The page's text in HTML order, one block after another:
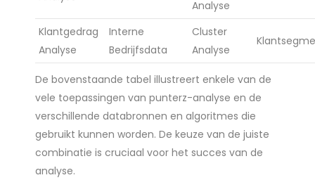
Analyse
Klantgedrag
Analyse
Interne
Bedrijfsdata
Cluster
Analyse
De bovenstaande tabel illustreert enkele van de
vele toepassingen van punterz-analyse en de
verschillende databronnen en algoritmes die
gebruikt kunnen worden. De keuze van de juiste
combinatie is cruciaal voor het succes van de
analyse.